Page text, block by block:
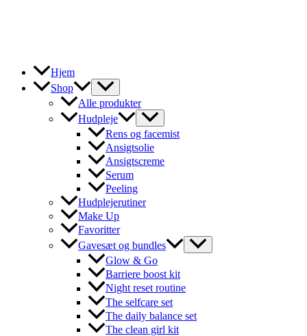
Hjem
Shop
Alle produkter
Hudpleje
Rens og facemist
Ansigtsolie
Ansigtscreme
Serum
Peeling
Hudplejerutiner
Make Up
Favoritter
Gavesæt og bundles
Glow & Go
Barriere boost kit
Night reset routine
The selfcare set
The daily balance set
The clean girl kit